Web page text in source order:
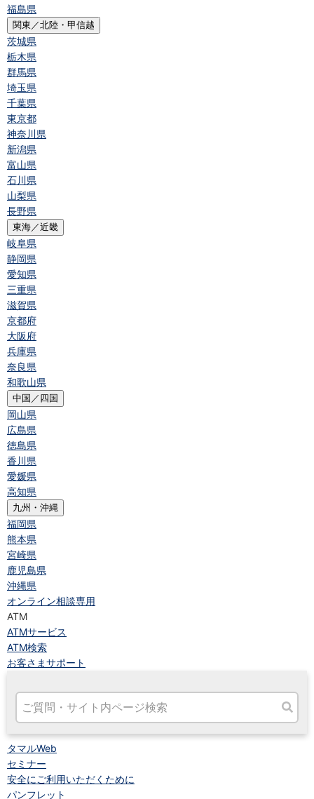
福島県
関東／北陸・甲信越
茨城県
栃木県
群馬県
埼玉県
千葉県
東京都
神奈川県
新潟県
富山県
石川県
山梨県
長野県
東海／近畿
岐阜県
静岡県
愛知県
三重県
滋賀県
京都府
大阪府
兵庫県
奈良県
和歌山県
中国／四国
岡山県
広島県
徳島県
香川県
愛媛県
高知県
九州・沖縄
福岡県
熊本県
宮崎県
鹿児島県
沖縄県
オンライン相談専用
ATM
ATMサービス
ATM検索
お客さまサポート
タマルWeb
セミナー
安全にご利用いただくために
パンフレット